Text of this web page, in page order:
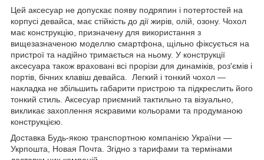
Цей аксесуар не допускає появу подряпин і потертостей на
корпусі девайса, має стійкість до дії жирів, олій, озону. Чохол
має конструкцію, призначену для використання з
вищезазначеною моделлю смартфона, щільно фіксується на
пристрої та надійно тримається на ньому. У конструкції
аксесуара також враховані всі прорізи для динаміків, роз'ємів і
портів, бічних клавіш девайса. Легкий і тонкий чохол —
накладка не збільшить габарити пристрою та підкреслить його
тонкий стиль. Аксесуар приємний тактильно та візуально,
викликає захоплення яскравими кольорами та продуманою
конструкцією.
Доставка Будь-якою транспортною компанією України —
Укрпошта, Новая Почта. Згідно з тарифами та термінами